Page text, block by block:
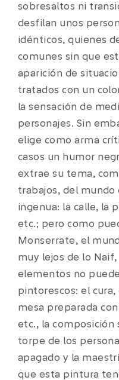
sobresaltos ni
desfilan unos
idénticos, quienes
comunes sin que
aparición de
tratados con un
la sensación de
personajes. Sin
elige como arma
casos un humor
extrae su tema,
trabajos, del
ingenua: la calle, la
etc.; pero como
Monserrate, el
muy lejos de lo
elementos no
pintorescos: el
mesa preparada
etc., la composición
torpe de los
apagado y la
que esta pintura